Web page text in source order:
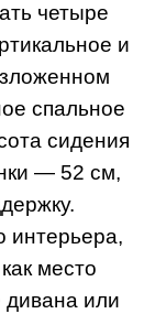
четыре
и
спальное
сидения
— 52 см,
интерьера,
место
дивана или